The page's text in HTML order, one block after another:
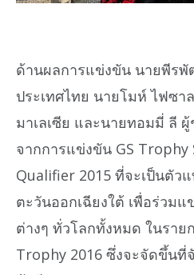
ด้านผลการแข่งขัน นายพีร
ประเทศไทย นายโมห์ ไฟซา
มาเลเซีย และนายทอมมี่ ลี
จากการแข่งขัน GS Trophy
Qualifier 2015 ที่จะเป็นตัว
ตะวันออกเฉียงใต้ เพื่อร่วม
ต่างๆ ทั่วโลกทั้งหมด ในราย
Trophy 2016 ซึ่งจะจัดขึ้นที่